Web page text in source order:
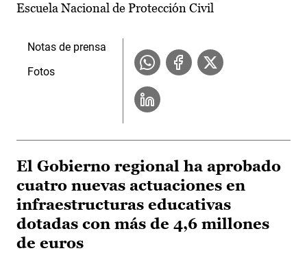
Escuela Nacional de Protección Civil
Notas de prensa
Fotos
El Gobierno regional ha aprobado
cuatro nuevas actuaciones en
infraestructuras educativas
dotadas con más de 4,6 millones
de euros